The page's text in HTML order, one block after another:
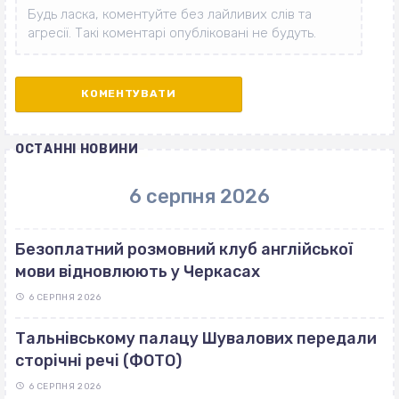
ОСТАННІ НОВИНИ
6 серпня 2026
Безоплатний розмовний клуб англійської
мови відновлюють у Черкасах
6 СЕРПНЯ 2026
Тальнівському палацу Шувалових передали
сторічні речі (ФОТО)
6 СЕРПНЯ 2026